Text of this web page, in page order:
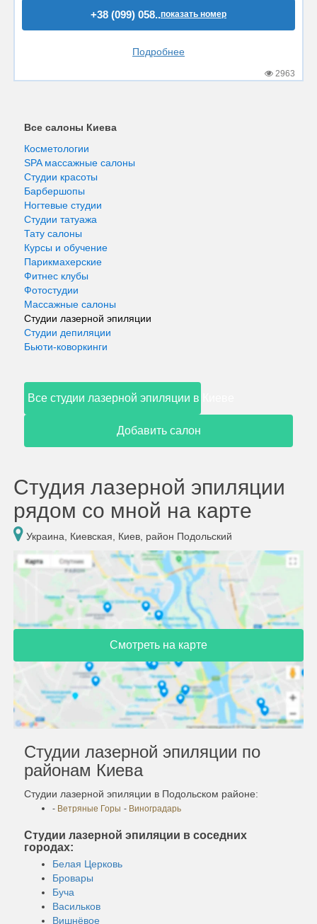
+38 (099) 058..показать номер
Подробнее
2963
Все салоны Киева
Косметологии
SPA массажные салоны
Студии красоты
Барбершопы
Ногтевые студии
Студии татуажа
Тату салоны
Курсы и обучение
Парикмахерские
Фитнес клубы
Фотостудии
Массажные салоны
Студии лазерной эпиляции
Студии депиляции
Бьюти-коворкинги
Все студии лазерной эпиляции в Киеве
Добавить салон
Студия лазерной эпиляции
рядом со мной на карте
Украина, Киевская, Киев, район Подольский
Смотреть на карте
Студии лазерной эпиляции по
районам Киева
Студии лазерной эпиляции в Подольском районе:
- Ветряные Горы - Виноградарь
Студии лазерной эпиляции в соседних
городах:
Белая Церковь
Бровары
Буча
Васильков
Вишнёвое